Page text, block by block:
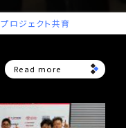
プロジェクト共育
Read more